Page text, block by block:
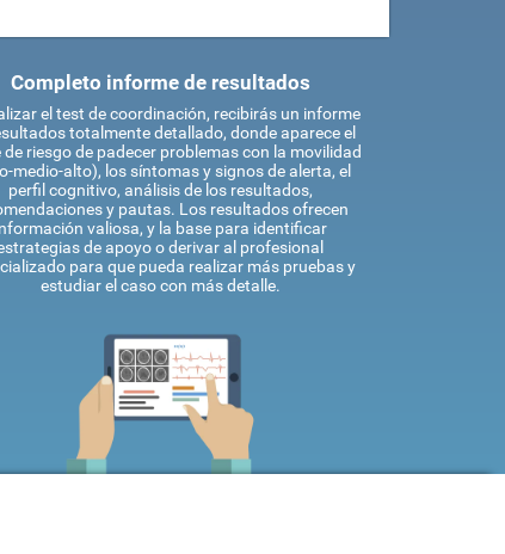
Completo informe de resultados
el test de coordinación, recibirás un informe
totalmente detallado, donde aparece el
de riesgo de padecer problemas con la movilidad
medio-alto), los síntomas y signos de alerta, el
perfil cognitivo, análisis de los resultados,
y pautas. Los resultados ofrecen
valiosa, y la base para identificar
de apoyo o derivar al profesional
para que pueda realizar más pruebas y
estudiar el caso con más detalle.